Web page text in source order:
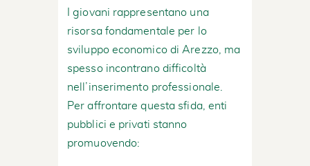
I giovani rappresentano una
risorsa fondamentale per lo
sviluppo economico di Arezzo, ma
spesso incontrano difficoltà
nell’inserimento professionale.
Per affrontare questa sfida, enti
pubblici e privati stanno
promuovendo: